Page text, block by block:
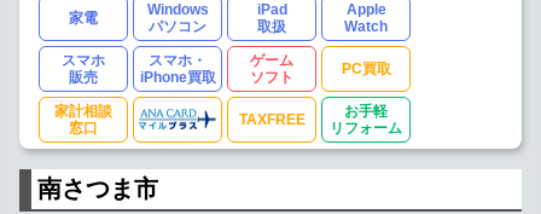
家電
Windows
パソコン
iPad
取扱
Apple
Watch
スマホ
販売
スマホ・
iPhone買取
ゲーム
ソフト
PC買取
家計相談
窓口
TAXFREE
お手軽
リフォーム
南さつま市